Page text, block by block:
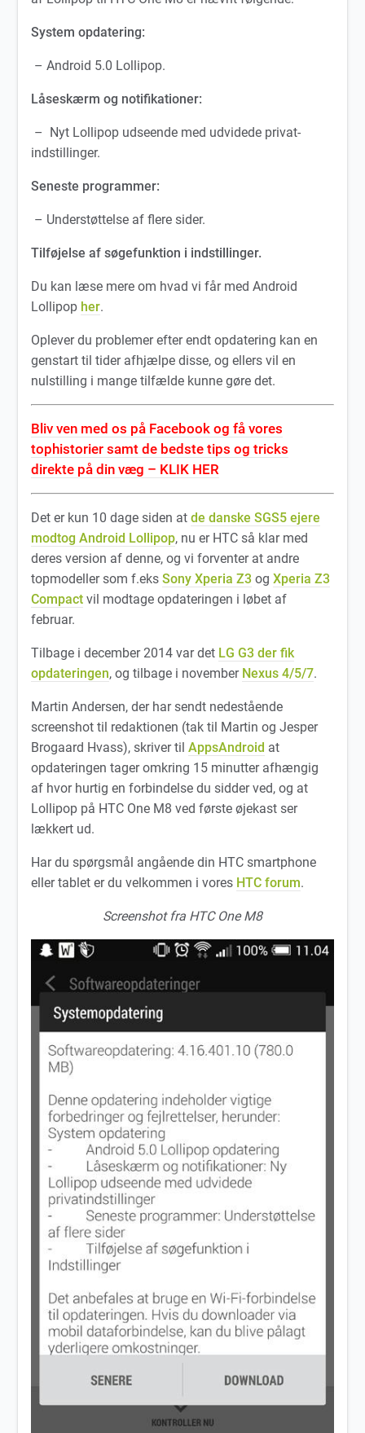
System opdatering:
– Android 5.0 Lollipop.
Låseskærm og notifikationer:
– Nyt Lollipop udseende med udvidede privat-
indstillinger.
Seneste programmer:
– Understøttelse af flere sider.
Tilføjelse af søgefunktion i indstillinger.
Du kan læse mere om hvad vi får med Android
Lollipop her.
Oplever du problemer efter endt opdatering kan en
genstart til tider afhjælpe disse, og ellers vil en
nulstilling i mange tilfælde kunne gøre det.
Bliv ven med os på Facebook og få vores
tophistorier samt de bedste tips og tricks
direkte på din væg – KLIK HER
Det er kun 10 dage siden atde danske SGS5 ejere
modtog Android Lollipop, nu er HTC så klar med
deres version af denne, og vi forventer at andre
topmodeller som f.eksSony Xperia Z3 ogXperia Z3
Compact vil modtage opdateringen i løbet af
februar.
Tilbage i december 2014 var det LG G3 der fik
opdateringen, og tilbage i november Nexus 4/5/7.
Martin Andersen, der har sendt nedestående
screenshot til redaktionen (tak til Martin og Jesper
Brogaard Hvass), skriver tilAppsAndroid at
opdateringen tager omkring 15 minutter afhængig
af hvor hurtig en forbindelse du sidder ved, og at
Lollipop på HTC One M8 ved første øjekast ser
lækkert ud.
Har du spørgsmål angående din HTC smartphone
eller tablet er du velkommen i vores HTC forum.
Screenshot fra HTC One M8